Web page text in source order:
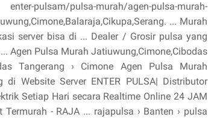
pulsam/pulsa-murah/agen-pulsa-murah-
... Murah
server bisa di ... Dealer / Grosir pulsa yang
Agen Pulsa Murah Jatiuwung,Cimone,Cibodas
Tangerang › Cimone Agen Pulsa Murah
Website Server ENTER PULSA| Distributor
Setiap Hari secara Realtime Online 24 JAM
- RAJA ... rajapulsa › Banten › pulsa